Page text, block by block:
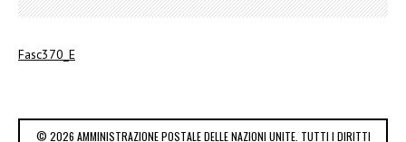
Fasc370_E
© 2026 AMMINISTRAZIONE POSTALE DELLE NAZIONI UNITE. TUTTI I DIRITTI